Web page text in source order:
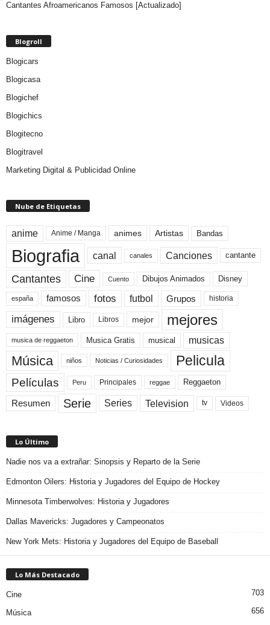
Cantantes Afroamericanos Famosos [Actualizado]
Blogroll
Blogicars
Blogicasa
Blogichef
Blogichics
Blogitecno
Blogitravel
Marketing Digital & Publicidad Online
Nube de Etiquetas
anime Anime / Manga animes Artistas Bandas
Biografia canal canales Canciones cantante
Cantantes Cine Cuento Dibujos Animados Disney
españa famosos fotos futbol Grupos historia
imágenes Libro Libros mejor mejores
musica de reggaeton Musica Gratis musical musicas
Música niños Noticias / Curiosidades Pelicula
Películas Peru Principales reggae Reggaeton
Resumen Serie Series Television tv Videos
Lo Último
Nadie nos va a extrañar: Sinopsis y Reparto de la Serie
Edmonton Oilers: Historia y Jugadores del Equipo de Hockey
Minnesota Timberwolves: Historia y Jugadores
Dallas Mavericks: Jugadores y Campeonatos
New York Mets: Historia y Jugadores del Equipo de Baseball
Lo Más Destacado
Cine 703
Música
656